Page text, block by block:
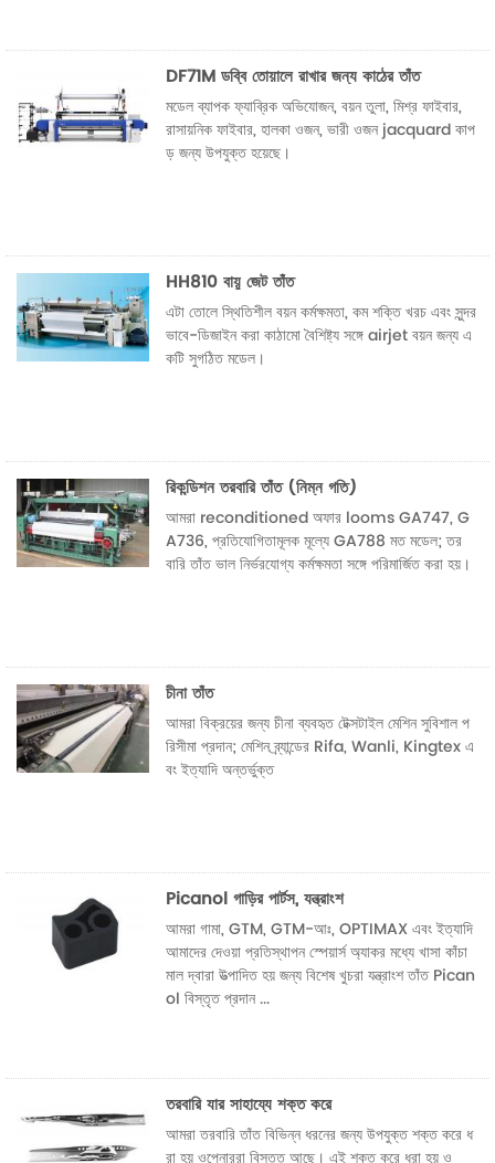
DF71M ডব্বি তোয়ালে রাখার জন্য কাঠের তাঁত
মডেল ব্যাপক ফ্যাব্রিক অভিযোজন, বয়ন তুলা, মিশ্র ফাইবার,
রাসায়নিক ফাইবার, হালকা ওজন, ভারী ওজন jacquard কাপ
ড় জন্য উপযুক্ত হয়েছে।
HH810 বায়ু জেট তাঁত
এটা তোলে স্থিতিশীল বয়ন কর্মক্ষমতা, কম শক্তি খরচ এবং সুন্দর
ভাবে-ডিজাইন করা কাঠামো বৈশিষ্ট্য সঙ্গে airjet বয়ন জন্য এ
কটি সুগঠিত মডেল।
রিকন্ডিশন তরবারি তাঁত (নিম্ন গতি)
আমরা reconditioned অফার looms GA747, G
A736, প্রতিযোগিতামূলক মূল্যে GA788 মত মডেল; তর
বারি তাঁত ভাল নির্ভরযোগ্য কর্মক্ষমতা সঙ্গে পরিমার্জিত করা হয়।
চীনা তাঁত
আমরা বিক্রয়ের জন্য চীনা ব্যবহৃত টেক্সটাইল মেশিন সুবিশাল প
রিসীমা প্রদান; মেশিন ব্র্যান্ডের Rifa, Wanli, Kingtex এ
বং ইত্যাদি অন্তর্ভুক্ত
Picanol গাড়ির পার্টস, যন্ত্রাংশ
আমরা গামা, GTM, GTM-আঃ, OPTIMAX এবং ইত্যাদি
আমাদের দেওয়া প্রতিস্থাপন স্পেয়ার্স অ্যাকর মধ্যে খাসা কাঁচা
মাল দ্বারা উত্পাদিত হয় জন্য বিশেষ খুচরা যন্ত্রাংশ তাঁত Pican
ol বিস্তৃত প্রদান ...
তরবারি যার সাহায্যে শক্ত করে
আমরা তরবারি তাঁত বিভিন্ন ধরনের জন্য উপযুক্ত শক্ত করে ধ
রা হয় ওপেনাররা বিস্তৃত আছে। এই শক্ত করে ধরা হয় ও